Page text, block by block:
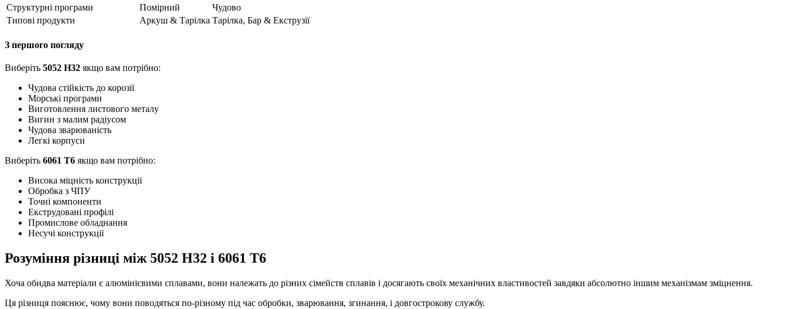
Структурні програми
Помірний
Чудово
Типові продукти
Аркуш & Тарілка Тарілка, Бар & Екструзії
З першого погляду
Виберіть 5052 H32 якщо вам потрібно:
Чудова стійкість до корозії
Морські програми
Виготовлення листового металу
Вигин з малим радіусом
Чудова зварюваність
Легкі корпуси
Виберіть 6061 Т6 якщо вам потрібно:
Висока міцність конструкції
Обробка з ЧПУ
Точні компоненти
Екструдовані профілі
Промислове обладнання
Несучі конструкції
Розуміння різниці між 5052 H32 і 6061 Т6
Хоча обидва матеріали є алюмінієвими сплавами, вони належать до різних сімейств сплавів і досягають своїх механічних властивостей завдяки абсолютно іншим механізмам зміцнення.
Ця різниця пояснює, чому вони поводяться по-різному під час обробки, зварювання, згинання, і довгострокову службу.